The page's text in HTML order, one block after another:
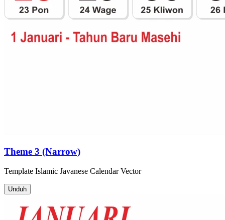
Theme 3 (Narrow)
Template Islamic Javanese CalendarVector
Unduh